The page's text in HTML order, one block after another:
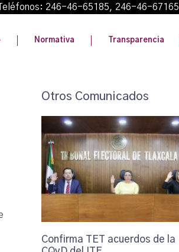
246-46-65185, 246-46-67165
Normativa Transparencia
Otros Comunicados
Confirma TET acuerdos de la